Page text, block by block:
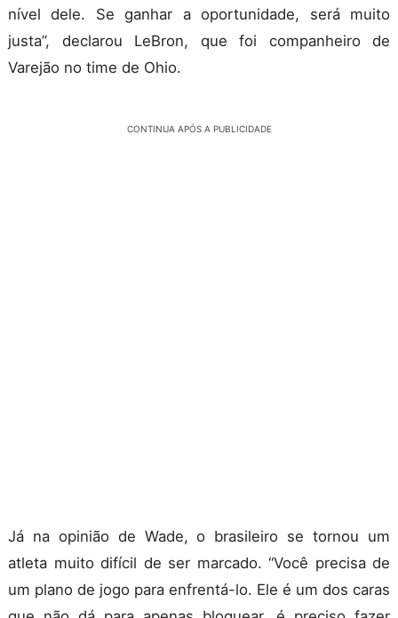
nível dele. Se ganhar a oportunidade, será muito
justa”, declarou LeBron, que foi companheiro de
Varejão no time de Ohio.
CONTINUA APÓS A PUBLICIDADE
Já na opinião de Wade, o brasileiro se tornou um
atleta muito difícil de ser marcado. “Você precisa de
um plano de jogo para enfrentá-lo. Ele é um dos caras